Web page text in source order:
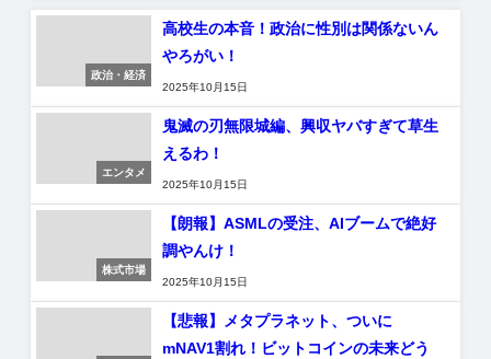
政治・経済
高校生の本音！政治に性別は関係ないん
やろがい！
2025年10月15日
エンタメ
鬼滅の刃無限城編、興収ヤバすぎて草生
えるわ！
2025年10月15日
株式市場
【朗報】ASMLの受注、AIブームで絶好
調やんけ！
2025年10月15日
【悲報】メタプラネット、ついに
mNAV1割れ！ビットコインの未来どう